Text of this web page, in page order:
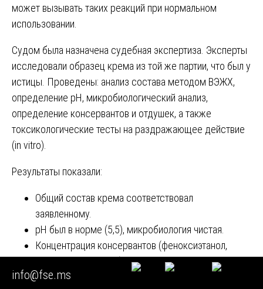
может вызывать таких реакций при нормальном
использовании.
Судом была назначена судебная экспертиза. Эксперты
исследовали образец крема из той же партии, что был у
истицы. Проведены: анализ состава методом ВЭЖХ,
определение pH, микробиологический анализ,
определение консервантов и отдушек, а также
токсикологические тесты на раздражающее действие
(in vitro).
Результаты показали:
Общий состав крема соответствовал
заявленному.
pH был в норме (5,5), микробиология чистая.
Концентрация консервантов (феноксиэтанол,
этилгексилглицерин) находилась в допустимых
пределах.
info@fse.ms